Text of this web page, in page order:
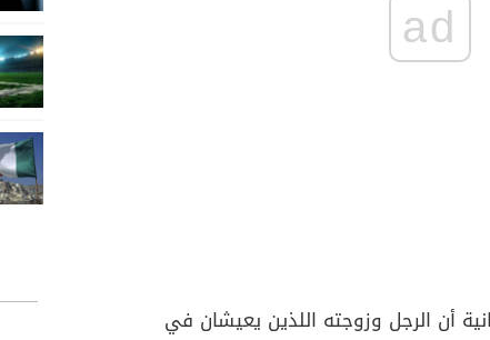
ad
أن الرجل وزوجته اللذين يعيشان في